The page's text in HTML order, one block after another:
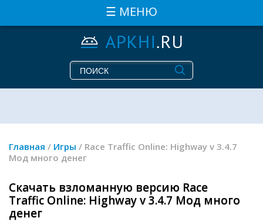
☰ МЕНЮ
Главная / Игры / Race Traffic Online: Highway v 3.4.7
Мод много денег
Скачать взломанную версию Race
Traffic Online: Highway v 3.4.7 Мод много
денег